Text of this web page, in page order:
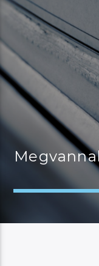
MOST ADÁSBAN
MannaFM
JELENLEGI